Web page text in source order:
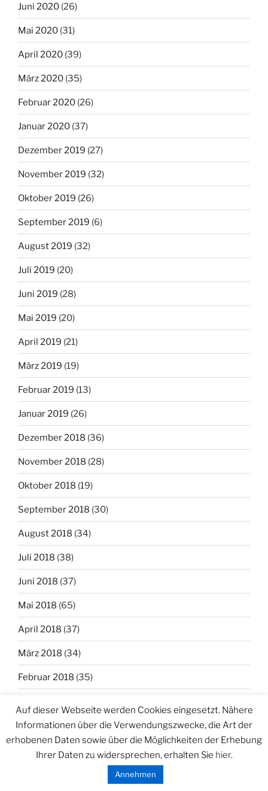
Juni 2020 (26)
Mai 2020 (31)
April 2020 (39)
März 2020 (35)
Februar 2020 (26)
Januar 2020 (37)
Dezember 2019 (27)
November 2019 (32)
Oktober 2019 (26)
September 2019 (6)
August 2019 (32)
Juli 2019 (20)
Juni 2019 (28)
Mai 2019 (20)
April 2019 (21)
März 2019 (19)
Februar 2019 (13)
Januar 2019 (26)
Dezember 2018 (36)
November 2018 (28)
Oktober 2018 (19)
September 2018 (30)
August 2018 (34)
Juli 2018 (38)
Juni 2018 (37)
Mai 2018 (65)
April 2018 (37)
März 2018 (34)
Februar 2018 (35)
Dezember 2017(38)
November 2017
Auf dieser Webseite werden Cookies eingesetzt. Nähere
Informationen über die Verwendungszwecke, die Art der
erhobenen Daten sowie über die Möglichkeiten der Erhebung
Ihrer Daten zu widersprechen, erhalten Sie hier.
Annehmen